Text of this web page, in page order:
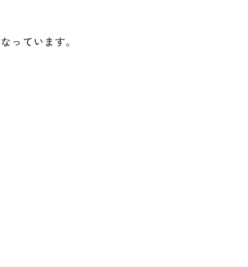
っています。